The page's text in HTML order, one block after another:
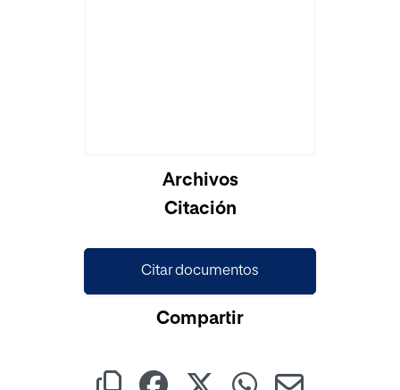
Archivos
Citación
Citar documentos
Compartir